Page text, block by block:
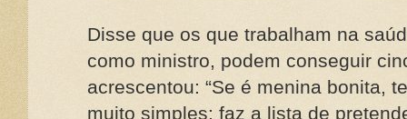
Disse que os que trabalham na
como ministro, podem conseguir
acrescentou: “Se é menina bonita,
muito simples: faz a lista de